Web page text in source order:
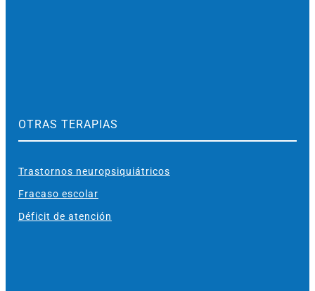
OTRAS TERAPIAS
Trastornos neuropsiquiátricos
Fracaso escolar
Déficit de atención